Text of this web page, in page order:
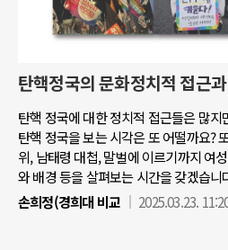
탄핵정국의 문화정치적 접근
탄핵 정국에 대한 정치적 접근들은 많
탄핵 정국을 보는 시각은 또 어떨까요?
위, 남태령 대첩, 말벌에 이르기까지 여
와 배경 등을 살펴보는 시간을 갖겠습니
손희정(경희대 비교
2025.03.23.